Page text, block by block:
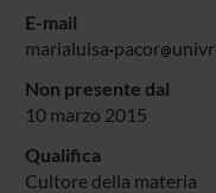
E-mail
marialuisa pacor univr
Non presente dal
10 marzo 2015
Qualifica
Cultore della materia